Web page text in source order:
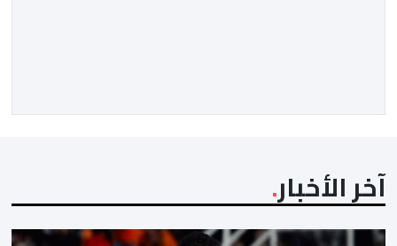
من طرف اللجنة التقنية التي واكبت كل […]
آخر الأخبار